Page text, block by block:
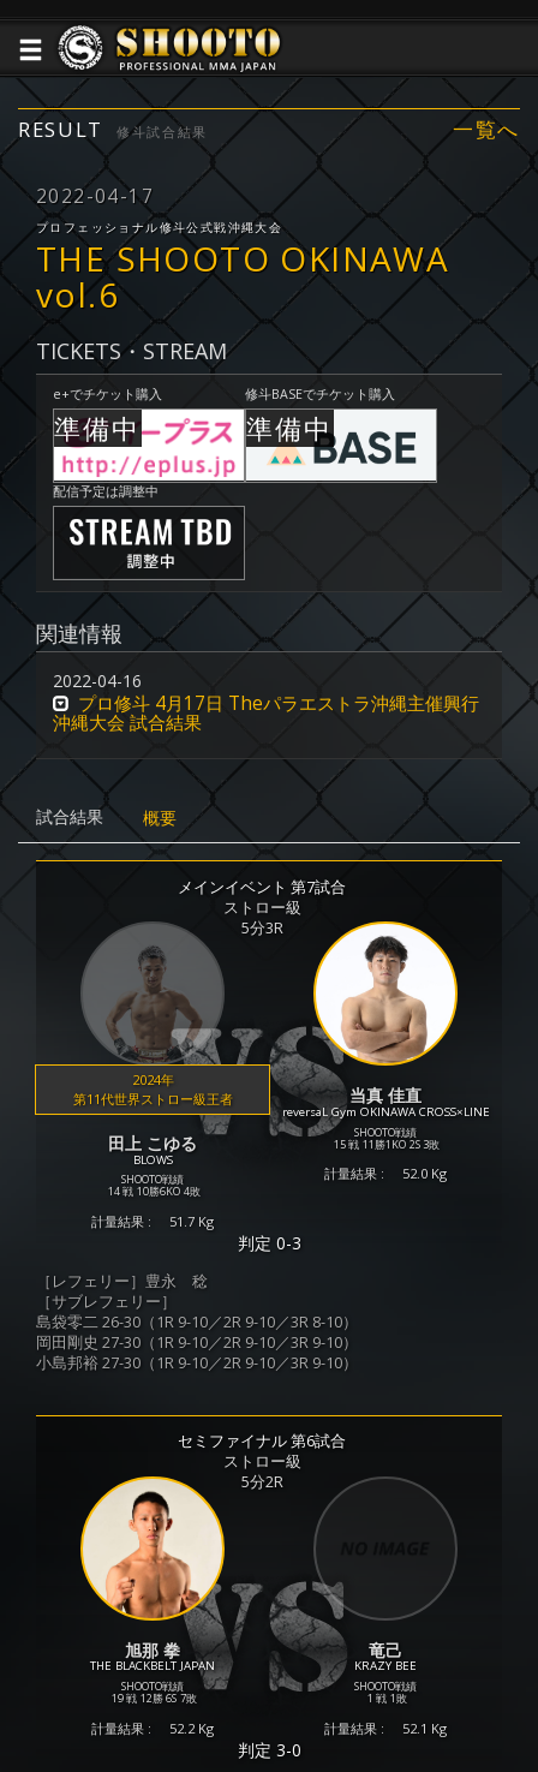
RESULT 修斗試合結果 一覧へ
2022-04-17
プロフェッショナル修斗公式戦沖縄大会
THE SHOOTO OKINAWA
vol.6
TICKETS・STREAM
e+でチケット購入 修斗BASEでチケット購入
配信予定は調整中
関連情報
2022-04-16
プロ修斗 4月17日 Theパラエストラ沖縄主催興行
沖縄大会 試合結果
試合結果 概要
メインイベント 第7試合
ストロー級
5分3R
2024年
第11代世界ストロー級王者
田上 こゆる
BLOWS
SHOOTO戦績
14 戦 10勝6KO 4敗
計量結果 : 51.7 Kg
当真 佳直
reversaL Gym OKINAWA CROSS×LINE
SHOOTO戦績
15 戦 11勝1KO 2S 3敗
計量結果 : 52.0 Kg
判定 0-3
［レフェリー］豊永 稔
［サブレフェリー］
島袋零二 26-30（1R 9-10／2R 9-10／3R 8-10）
岡田剛史 27-30（1R 9-10／2R 9-10／3R 9-10）
小島邦裕 27-30（1R 9-10／2R 9-10／3R 9-10）
セミファイナル 第6試合
ストロー級
5分2R
旭那 拳
THE BLACKBELT JAPAN
SHOOTO戦績
19 戦 12勝 6S 7敗
計量結果 : 52.2 Kg
竜己
KRAZY BEE
SHOOTO戦績
1 戦 1敗
計量結果 : 52.1 Kg
判定 3-0